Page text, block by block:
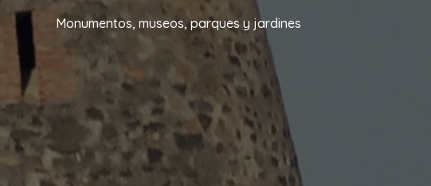
Monumentos, museos, parques y jardines